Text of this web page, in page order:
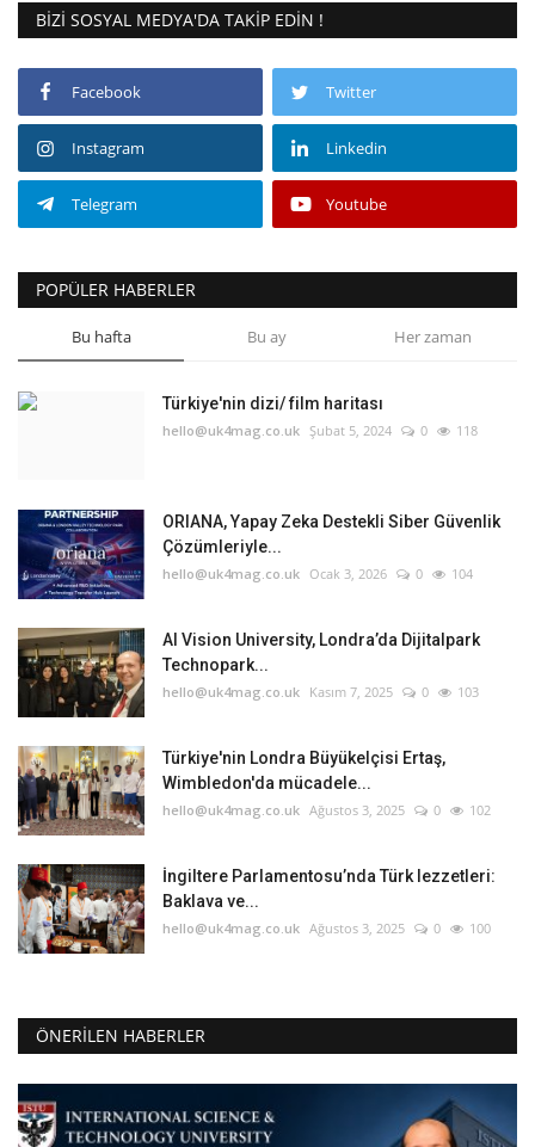
BIZI SOSYAL MEDYA'DA TAKIP EDIN !
Facebook Twitter
Instagram Linkedin
Telegram Youtube
POPÜLER HABERLER
Bu hafta Bu ay Her zaman
Türkiye'nin dizi/ film haritası
hello@uk4mag.co.uk Şubat 5, 2024 0 118
ORIANA, Yapay Zeka Destekli Siber Güvenlik
Çözümleriyle...
hello@uk4mag.co.uk Ocak 3, 2026 0 104
AI Vision University, Londra’da Dijitalpark
Technopark...
hello@uk4mag.co.uk Kasım 7, 2025 0 103
Türkiye'nin Londra Büyükelçisi Ertaş,
Wimbledon'da mücadele...
hello@uk4mag.co.uk Ağustos 3, 2025 0 102
İngiltere Parlamentosu’nda Türk lezzetleri:
Baklava ve...
hello@uk4mag.co.uk Ağustos 3, 2025 0 100
ÖNERILEN HABERLER